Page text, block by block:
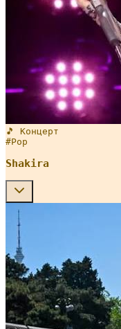
🎵 Концерт
#Pop
Shakira